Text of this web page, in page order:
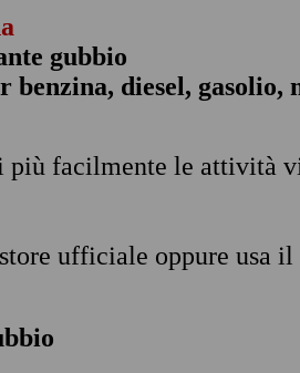
gubbio
diesel, gasolio,
più facilmente le attività
ufficiale oppure usa il